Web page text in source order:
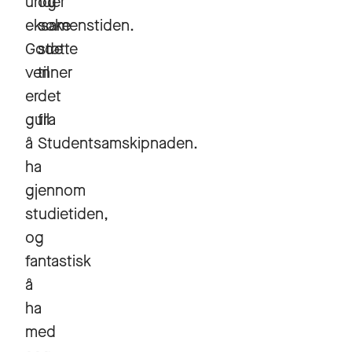
eksamenstiden.
Gode
venner
er
gull
å
ha
gjennom
studietiden,
og
fantastisk
å
ha
med
søke
støtte
til
det
fra
Studentsamskipnaden.